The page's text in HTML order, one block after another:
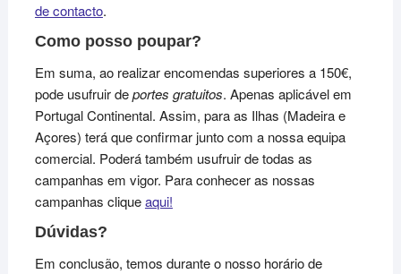
de contacto.
Como posso poupar?
Em suma, ao realizar encomendas superiores a 150€,
pode usufruir deportes gratuitos. Apenas aplicável em
Portugal Continental. Assim, para as Ilhas (Madeira e
Açores) terá que confirmar junto com a nossa equipa
comercial. Poderá também usufruir de todas as
campanhas em vigor. Para conhecer as nossas
campanhas cliqueaqui!
Dúvidas?
Em conclusão, temos durante o nosso horário de